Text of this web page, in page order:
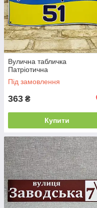
Вулична табличка
Патріотична
Під замовлення
363 ₴
Купити